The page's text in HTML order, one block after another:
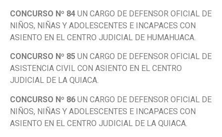
CONCURSO Nº 84 UN CARGO DE DEFENSOR OFICIAL DE
NIÑOS, NIÑAS Y ADOLESCENTES E INCAPACES CON
ASIENTO EN EL CENTRO JUDICIAL DE HUMAHUACA.
CONCURSO Nº 85 UN CARGO DE DEFENSOR OFICIAL DE
ASISTENCIA CIVIL CON ASIENTO EN EL CENTRO
JUDICIAL DE LA QUIACA.
CONCURSO Nº 86 UN CARGO DE DEFENSOR OFICIAL DE
NIÑOS, NIÑAS Y ADOLESCENTES E INCAPACES CON
ASIENTO EN EL CENTRO JUDICIAL DE LA QUIACA.